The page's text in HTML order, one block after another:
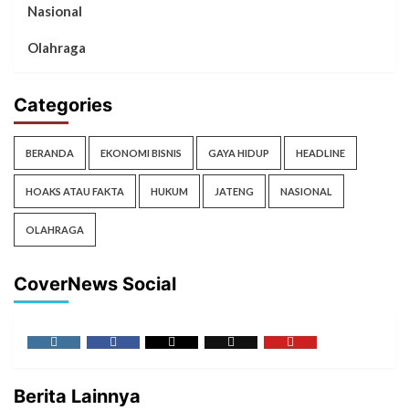
Nasional
Olahraga
Categories
BERANDA EKONOMI BISNIS GAYA HIDUP HEADLINE
HOAKS ATAU FAKTA HUKUM JATENG NASIONAL
OLAHRAGA
CoverNews Social
Berita Lainnya